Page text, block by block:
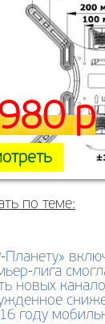
р
по теме:
Планету»
лига
новых
году